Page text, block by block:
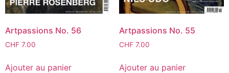
Artpassions No. 56
CHF 7.00
Ajouter au panier
Artpassions No. 55
CHF7.00
Ajouter au panier